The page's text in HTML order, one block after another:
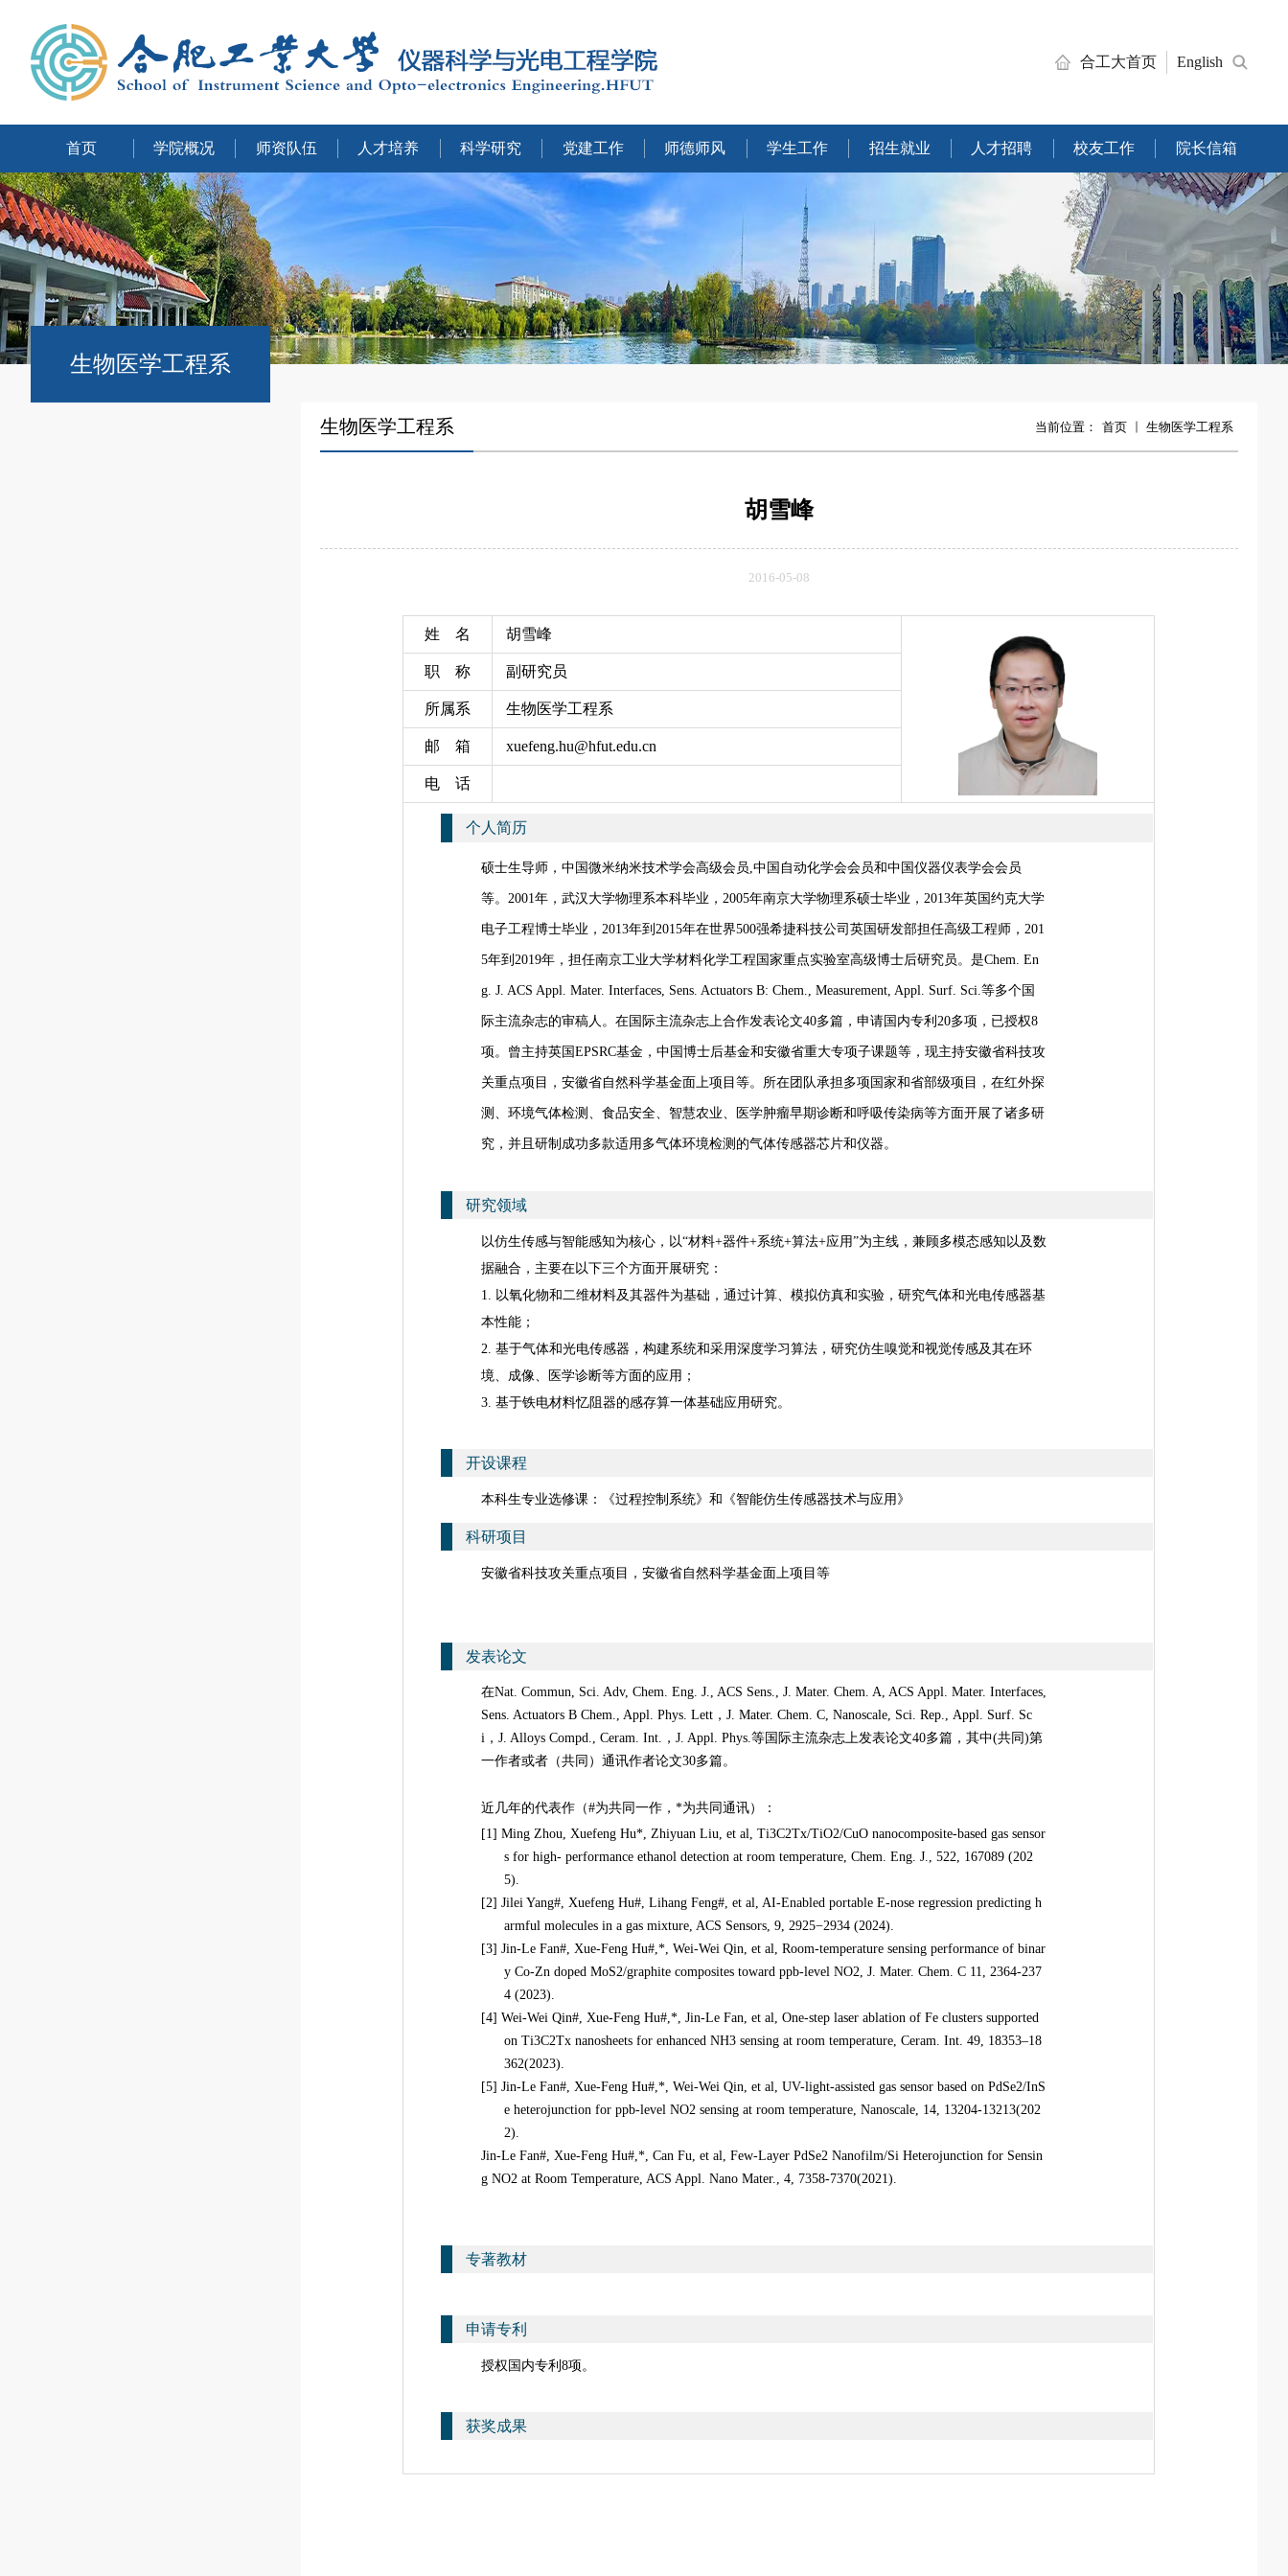
合工大首页 English
首页 学院概况 师资队伍 人才培养 科学研究 党建工作 师德师风 学生工作 招生就业 人才招聘 校友工作 院长信箱
生物医学工程系
生物医学工程系 当前位置： 首页 生物医学工程系
胡雪峰
2016-05-08
姓 名 胡雪峰
职 称 副研究员
所属系 生物医学工程系
邮 箱 xuefeng.hu@hfut.edu.cn
电 话
个人简历
硕士生导师，中国微米纳米技术学会高级会员,中国自动化学会会员和中国仪器仪表学会会员
等。2001年，武汉大学物理系本科毕业，2005年南京大学物理系硕士毕业，2013年英国约克大学
电子工程博士毕业，2013年到2015年在世界500强希捷科技公司英国研发部担任高级工程师，201
5年到2019年，担任南京工业大学材料化学工程国家重点实验室高级博士后研究员。是Chem. En
g. J. ACS Appl. Mater. Interfaces, Sens. Actuators B: Chem., Measurement, Appl. Surf. Sci.等多个国
际主流杂志的审稿人。在国际主流杂志上合作发表论文40多篇，申请国内专利20多项，已授权8
项。曾主持英国EPSRC基金，中国博士后基金和安徽省重大专项子课题等，现主持安徽省科技攻
关重点项目，安徽省自然科学基金面上项目等。所在团队承担多项国家和省部级项目，在红外探
测、环境气体检测、食品安全、智慧农业、医学肿瘤早期诊断和呼吸传染病等方面开展了诸多研
究，并且研制成功多款适用多气体环境检测的气体传感器芯片和仪器。
研究领域
以仿生传感与智能感知为核心，以“材料+器件+系统+算法+应用”为主线，兼顾多模态感知以及数
据融合，主要在以下三个方面开展研究：
1. 以氧化物和二维材料及其器件为基础，通过计算、模拟仿真和实验，研究气体和光电传感器基
本性能；
2. 基于气体和光电传感器，构建系统和采用深度学习算法，研究仿生嗅觉和视觉传感及其在环
境、成像、医学诊断等方面的应用；
3. 基于铁电材料忆阻器的感存算一体基础应用研究。
开设课程
本科生专业选修课：《过程控制系统》和《智能仿生传感器技术与应用》
科研项目
安徽省科技攻关重点项目，安徽省自然科学基金面上项目等
发表论文
在Nat. Commun, Sci. Adv,Chem. Eng. J., ACS Sens., J. Mater. Chem. A,ACS Appl. Mater. Interfaces,
Sens. Actuators B Chem.,Appl. Phys. Lett ，J. Mater. Chem. C,Nanoscale, Sci. Rep., Appl. Surf. Sc
i ，J. Alloys Compd.,Ceram. Int. ，J. Appl. Phys.等国际主流杂志上发表论文40多篇，其中(共同)第
一作者或者（共同）通讯作者论文30多篇。
近几年的代表作（#为共同一作，*为共同通讯）
：
[1]Ming Zhou, Xuefeng Hu*, Zhiyuan Liu, et al, Ti3C2Tx/TiO2/CuO nanocomposite-based gas sensor
s for high- performance ethanol detection at room temperature, Chem. Eng. J., 522, 167089 (202
5).
[2]JileiYang#, Xuefeng Hu#, Lihang Feng#,et al, AI-Enabledportable E-nose regression predicting h
armful molecules in a gas mixture, ACS Sensors, 9, 2925−2934 (2024).
[3]Jin-Le Fan#, Xue-Feng Hu#,*, Wei-Wei Qin, et al, Room-temperature sensing performance of binar
y Co-Zn doped MoS2/graphite composites toward ppb-level NO2, J. Mater. Chem. C 11, 2364-237
4 (2023).
[4]Wei-Wei Qin#, Xue-Feng Hu#,*, Jin-Le Fan, et al, One-step laser ablation of Fe clusters supported
on Ti3C2Tx nanosheets for enhanced NH3 sensing at room temperature, Ceram. Int. 49, 18353–18
362(2023).
[5]Jin-Le Fan#, Xue-Feng Hu#,*, Wei-Wei Qin, et al, UV-light-assisted gas sensor based on PdSe2/InS
e heterojunction for ppb-level NO2 sensing at room temperature, Nanoscale, 14, 13204-13213(202
2).
Jin-Le Fan#, Xue-Feng Hu#,*, Can Fu, et al, Few-Layer PdSe2 Nanofilm/Si Heterojunction for Sensin
g NO2 at Room Temperature, ACS Appl. Nano Mater., 4, 7358-7370(2021).
专著教材
申请专利
授权国内专利8项。
获奖成果